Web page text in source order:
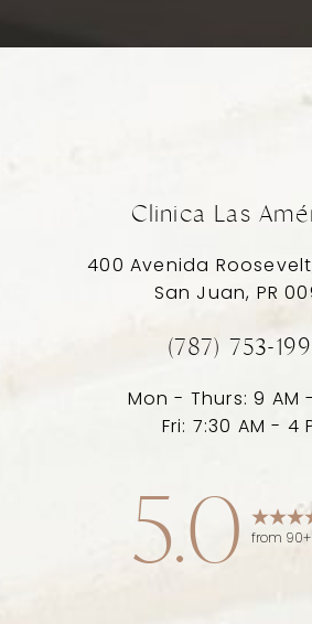
Clinica Las
400 Avenida
San Juan, PR
(787) 753-
Mon - Thurs: 9 AM
Fri: 7:30 AM - 4
5.0 from 90+